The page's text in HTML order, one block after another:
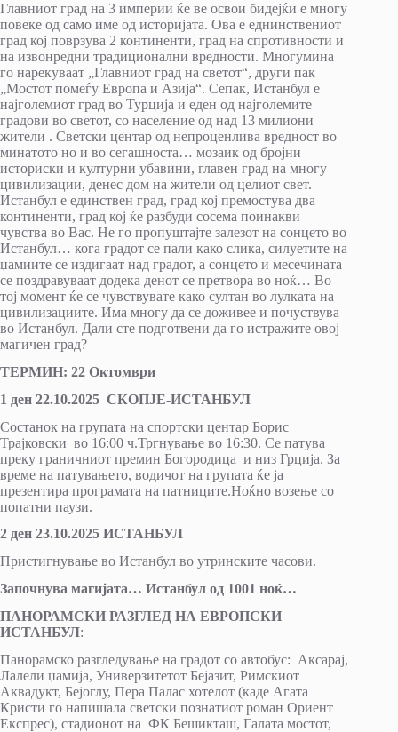
Главниот град на 3 империи ќе ве освои бидејќи е многу
повеке од само име од историјата. Ова е еднинствениот
град кој поврзува 2 континенти, град на спротивности и
на извонредни традиционални вредности. Многумина
го нарекуваат „Главниот град на светот“, други пак
„Мостот помеѓу Европа и Азија“. Сепак, Истанбул е
најголемиот град во Турција и еден од најголемите
градови во светот, со население од над 13 милиони
жители . Светски центар од непроценлива вредност во
минатото но и во сегашноста… мозаик од бројни
историски и културни убавини, главен град на многу
цивилизации, денес дом на жители од целиот свет.
Истанбул е единствен град, град кој премостува два
континенти, град кој ќе разбуди сосема поинакви
чувства во Вас. Не го пропуштајте залезот на сонцето во
Истанбул… кога градот се пали како слика, силуетите на
џамиите се издигаат над градот, а сонцето и месечината
се поздравуваат додека денот се претвора во ноќ… Во
тој момент ќе се чувствувате како султан во лулката на
цивилизациите. Има многу да се доживее и почуствува
во Истанбул. Дали сте подготвени да го истражите овој
магичен град?
ТЕРМИН: 22 Октомври
1 ден 22.10.2025 СКОПЈЕ-ИСТАНБУЛ
Состанок на групата на спортски центар Борис
Трајковски во 16:00 ч.Тргнување во 16:30. Се патува
преку граничниот премин Богородица и низ Грција. За
време на патувањето, водичот на групата ќе ја
презентира програмата на патниците.Ноќно возење со
попатни паузи.
2 ден 23.10.2025 ИСТАНБУЛ
Пристигнување во Истанбул во утринските часови.
Започнува магијата… Истанбул од 1001 ноќ…
ПАНОРАМСКИ РАЗГЛЕД НА ЕВРОПСКИ
ИСТАНБУЛ:
Панорамско разгледување на градот со автобус: Аксарај,
Лалели џамија, Универзитетот Бејазит, Римскиот
Аквадукт, Бејоглу, Пера Палас хотелот (каде Агата
Кристи го напишала светски познатиот роман Ориент
Експрес), стадионот на ФК Бешикташ, Галата мостот,